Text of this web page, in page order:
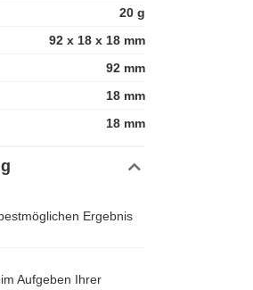
20 g
92 x 18 x 18 mm
92 mm
18 mm
18 mm
Ergebnis
Aufgeben Ihrer